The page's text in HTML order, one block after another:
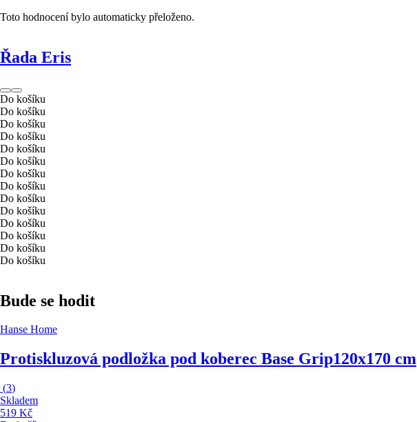
Toto hodnocení bylo automaticky přeloženo.
Řada Eris
Do košíku
Do košíku
Do košíku
Do košíku
Do košíku
Do košíku
Do košíku
Do košíku
Do košíku
Do košíku
Do košíku
Do košíku
Do košíku
Do košíku
Bude se hodit
Hanse Home
Protiskluzová podložka pod koberec Base Grip120x170 cm
(3)
Skladem
519 Kč